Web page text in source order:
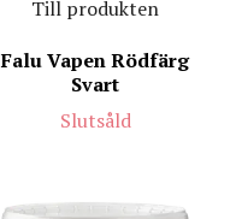
Till produkten
Falu Vapen Rödfärg
Svart
Slutsåld